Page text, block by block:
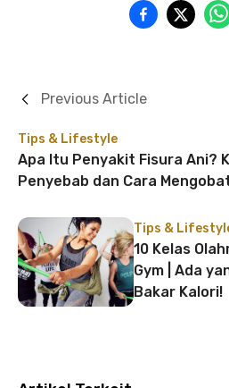
Tips & Lifestyle
Apa Itu Penyakit Fisura Ani?
Penyebab dan Cara
Previous Article
Tips &
10 Kelas
Gym | Ada
Bakar Kalori!